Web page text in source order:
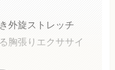
外旋ストレッチ
胸張りエクササイ